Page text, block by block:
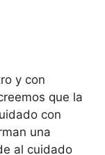
y con
que la
con
una
al cuidado